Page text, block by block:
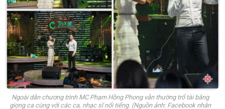
Ngoài dẫn chương trình MC Phạm Hồng Phong vẫn thường trổ tài bằng
giọng ca cùng với các ca, nhạc sĩ nổi tiếng. (Nguồn ảnh: Facebook nhân